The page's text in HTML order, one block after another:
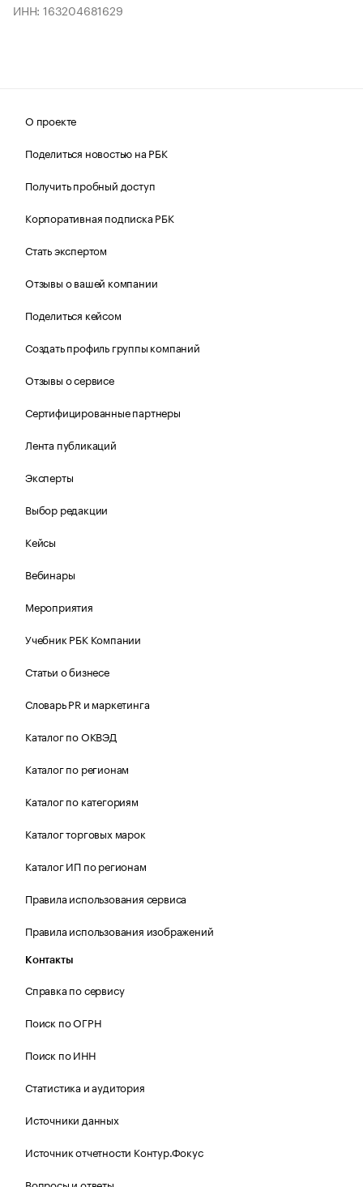
ИНН: 163204681629
О проекте
Поделиться новостью на РБК
Получить пробный доступ
Корпоративная подписка РБК
Стать экспертом
Отзывы о вашей компании
Поделиться кейсом
Создать профиль группы компаний
Отзывы о сервисе
Сертифицированные партнеры
Лента публикаций
Эксперты
Выбор редакции
Кейсы
Вебинары
Мероприятия
Учебник РБК Компании
Статьи о бизнесе
Словарь PR и маркетинга
Каталог по ОКВЭД
Каталог по регионам
Каталог по категориям
Каталог торговых марок
Каталог ИП по регионам
Правила использования сервиса
Правила использования изображений
Контакты
Справка по сервису
Поиск по ОГРН
Поиск по ИНН
Статистика и аудитория
Источники данных
Источник отчетности Контур.Фокус